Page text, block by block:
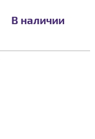
В наличии